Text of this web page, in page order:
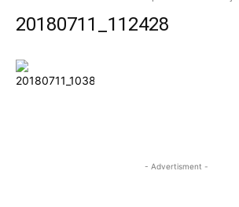
20180711_112428
- Advertisment -